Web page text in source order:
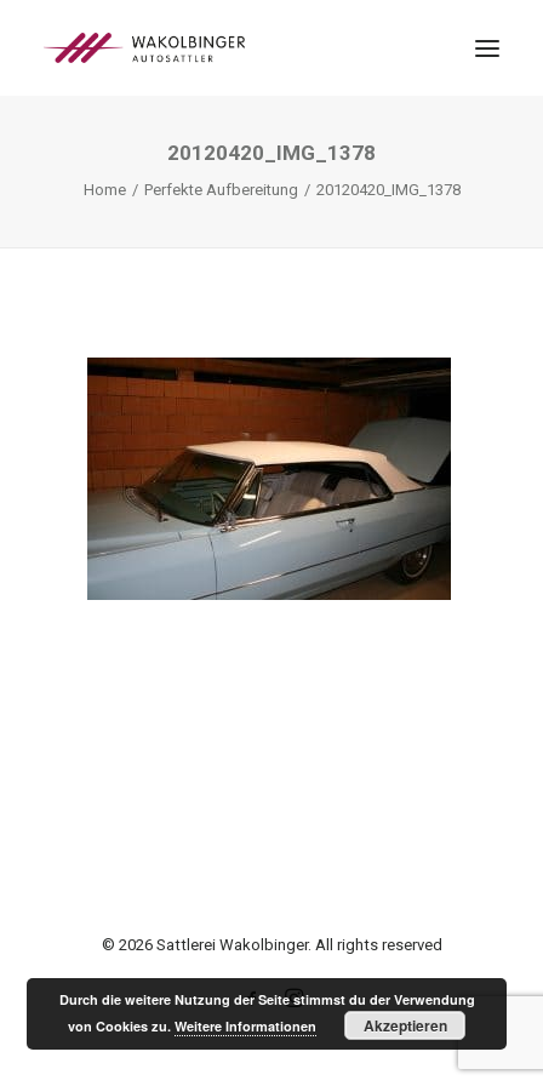
LEISTUNGEN
SEARCH
20120420_IMG_1378
Home Perfekte Aufbereitung 20120420_IMG_1378
© 2026 Sattlerei Wakolbinger. All rights reserved
Durch die weitere Nutzung der Seite stimmst du der Verwendung
von Cookies zu.Weitere Informationen Akzeptieren